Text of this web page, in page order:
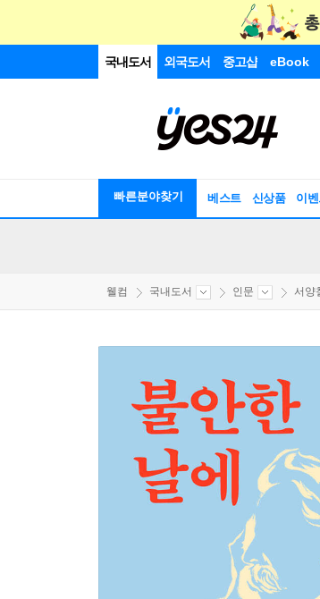
국내도서 외국도서 중고샵 eBook
빠른분야찾기 베스트 신상품 이
웰컴 국내도서 인문 서양